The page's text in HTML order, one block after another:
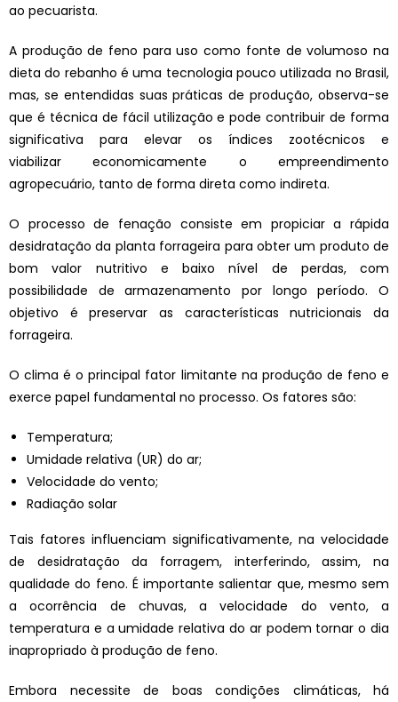
ao pecuarista.
A produção de feno para uso como fonte de volumoso na
dieta do rebanho é uma tecnologia pouco utilizada no Brasil,
mas, se entendidas suas práticas de produção,observa-se
que é técnica de fácil utilizaçãoe pode contribuir de forma
significativa para elevar os índices zootécnicos e
viabilizareconomicamente o empreendimento
agropecuário, tanto de forma direta como indireta.
O processo de fenação consiste em propiciar a rápida
desidratação da planta forrageira para obter um produto de
bomvalor nutritivo e baixo nível de perdas, com
possibilidade de armazenamento por longo período. O
objetivo é preservar as características nutricionais da
forrageira.
O clima é o principal fator limitante na produção de feno e
exerce papel fundamental no processo. Os fatores são:
Temperatura;
Umidade relativa (UR) do ar;
Velocidade do vento;
Radiação solar
Tais fatores influenciam significativamente, na velocidade
de desidratação da forragem, interferindo, assim, na
qualidadedo feno. É importante salientar que, mesmo sem
a ocorrência de chuvas, a velocidade do vento, a
temperatura e a umidade relativa do ar podem tornar o dia
inapropriado à produção de feno.
Embora necessite de boas condições climáticas, há